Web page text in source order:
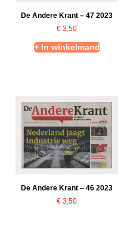
De Andere Krant – 47 2023
€ 3,50
+ In winkelmand
De Andere Krant – 46 2023
€ 3,50